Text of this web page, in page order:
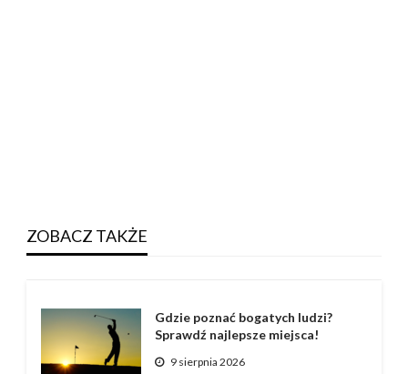
ZOBACZ TAKŻE
Gdzie poznać bogatych ludzi?
Sprawdź najlepsze miejsca!
9 sierpnia 2026